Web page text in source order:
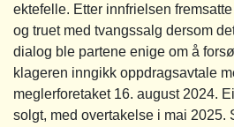
ektefelle. Etter innfrielsen
og truet med tvangssalg dersom
dialog ble partene enige om å
klageren inngikk oppdragsavtale
meglerforetaket 16. august 2024.
solgt, med overtakelse i mai 2025.